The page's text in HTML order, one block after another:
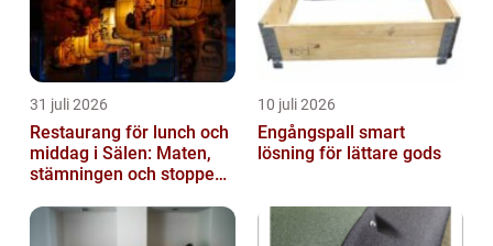
31 juli 2026
Restaurang för lunch och
middag i Sälen: Maten,
stämningen och stoppen
10 juli 2026
Engångspall smart
lösning för lättare gods